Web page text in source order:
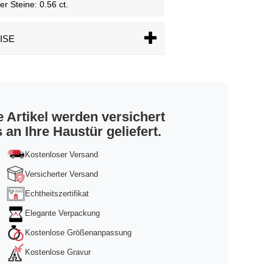
Steine: 0.56 ct.
Artikel werden versichert
an Ihre Haustür geliefert.
Kostenloser Versand
Versicherter Versand
Echtheitszertifikat
Elegante Verpackung
Kostenlose Größenanpassung
Kostenlose Gravur